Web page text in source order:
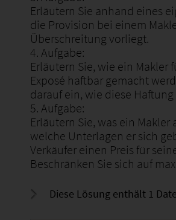
Erläutern Sie anhand eines
die Provision bei einem
Überschreitung vorliegt.
4. Aufgabe:
Erläutern Sie, wie ein
Exposé haftbar gemacht
darauf ein, wie diese
5. Aufgabe:
Erläutern Sie, was ein
welche Unterlagen er sich
Verkäufer einen Preis für
Beschränken Sie sich auf
Diese Lösung enthält 1